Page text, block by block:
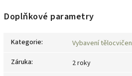
Doplňkové parametry
Kategorie:
Vybavení tělocvičen
Záruka:
2 roky